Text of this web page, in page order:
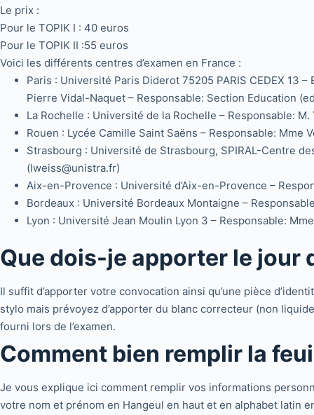
Le prix :
Pour le TOPIK I : 40 euros
Pour le TOPIK II :55 euros
Voici les différents centres d’examen en France :
Paris : Université Paris Diderot 75205 PARIS CEDEX 13
Pierre Vidal-Naquet – Responsable: Section Education
La Rochelle : Université de la Rochelle – Responsable:
Rouen : Lycée Camille Saint Saëns – Responsable: Mme
Strasbourg : Université de Strasbourg, SPIRAL-Centre
(lweiss@unistra.fr)
Aix-en-Provence : Université d’Aix-en-Provence –
Bordeaux : Université Bordeaux Montaigne –
Lyon : Université Jean Moulin Lyon 3 – Responsable:
Que dois-je apporter le jour
Il suffit d’apporter votre convocation ainsi qu’une pièce
stylo mais prévoyez d’apporter du blanc correcteur (non
fourni lors de l’examen.
Comment bien remplir la
Je vous explique ici comment remplir vos informations
votre nom et prénom en Hangeul en haut et en alphabet latin